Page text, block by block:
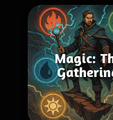
Magic: